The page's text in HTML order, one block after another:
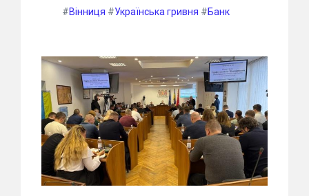
#Вінниця #Українська гривня #Банк